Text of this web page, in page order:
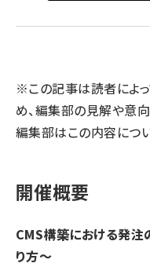
※この記事は読者によ
め、編集部の見解や意
編集部はこの内容につ
開催概要
CMS構築における発
り方～